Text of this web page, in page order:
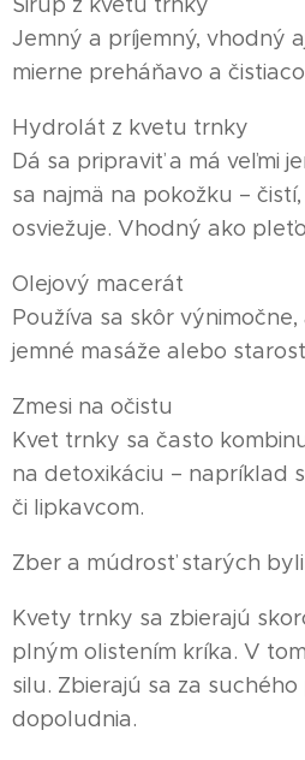
Sirup z kvetu trnky
Jemný a príjemný, vhodný
mierne preháňavo a
Hydrolát z kvetu trnky
Dá sa pripraviť a má veľmi
sa najmä na pokožku –
osviežuje. Vhodný ako
Olejový macerát
Používa sa skôr
jemné masáže alebo
Zmesi na očistu
Kvet trnky sa často
na detoxikáciu – napríklad
či lipkavcom.
Zber a múdrosť starých
Kvety trnky sa zbierajú
plným olistením kríka. V
silu. Zbierajú sa za
dopoludnia.